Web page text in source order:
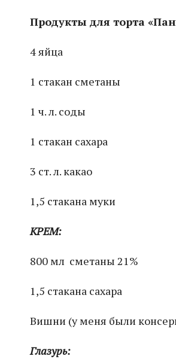
Продукты для торта
4 яйца
1 стакан сметаны
1 ч. л. соды
1 стакан сахара
3 ст. л. какао
1,5 стакана муки
КРЕМ:
800 мл сметаны 21%
1,5 стакана сахара
Вишни (у меня были
Глазурь: